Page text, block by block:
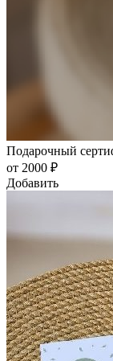
Подарочный
от 2000 ₽
Добавить